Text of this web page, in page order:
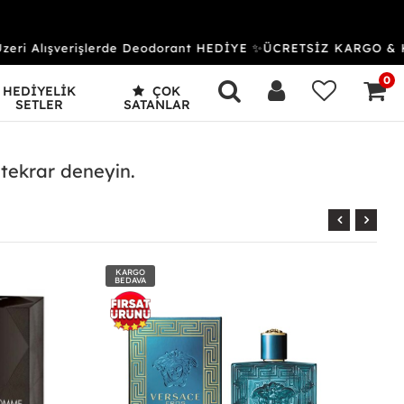
Alışverişlerde Deodorant HEDİYE ✨ÜCRETSİZ KARGO &
HEDİYELİK
SETLER
ÇOK
SATANLAR
0
deneyin.
KARGO
BEDAVA